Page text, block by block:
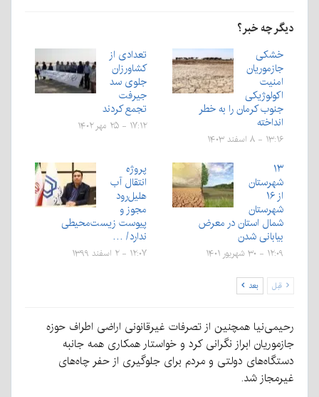
دیگر چه خبر؟
خشکی
جازموریان
امنیت
اکولوژیکی
جنوب کرمان را به خطر
انداخته
۱۳:۱۶ - ۸ اسفند ۱۴۰۳
تعدادی از
کشاورزان
جلوی سد
جیرفت
تجمع کردند
۱۷:۱۲ - ۲۵ مهر ۱۴۰۲
۱۳
شهرستان
از ۱۶
شهرستان
شمال استان در معرض
بیابانی شدن
۱۲:۰۹ - ۳۰ شهریور ۱۴۰۱
پروژه
انتقال آب
هلیل‌رود
مجوز و
پیوست زیست‌محیطی
ندارد/ …
۱۲:۰۷ - ۲ اسفند ۱۳۹۹
قبل بعد
رحیمی‌نیا همچنین از تصرفات غیرقانونی اراضی اطراف حوزه
جازموریان ابراز نگرانی کرد و خواستار همکاری همه جانبه
دستگاه‌های دولتی و مردم برای جلوگیری از حفر چاه‌های
غیرمجاز شد.